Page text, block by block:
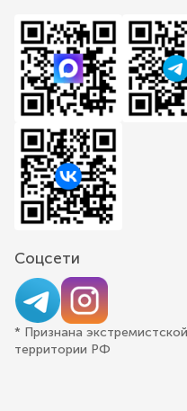
Соцсети
* Признана
территории РФ